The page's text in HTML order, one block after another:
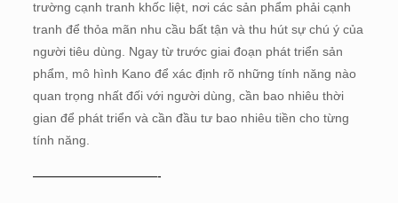
trường cạnh tranh khốc liệt, nơi các sản phẩm phải cạnh
tranh để thỏa mãn nhu cầu bất tận và thu hút sự chú ý của
người tiêu dùng. Ngay từ trước giai đoạn phát triển sản
phẩm, mô hình Kano để xác định rõ những tính năng nào
quan trọng nhất đối với người dùng, cần bao nhiêu thời
gian để phát triển và cần đầu tư bao nhiêu tiền cho từng
tính năng.
——————————-